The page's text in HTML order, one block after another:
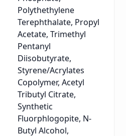
Polythethylene
Terephthalate, Propyl
Acetate, Trimethyl
Pentanyl
Diisobutyrate,
Styrene/Acrylates
Copolymer, Acetyl
Tributyl Citrate,
Synthetic
Fluorphlogopite, N-
Butyl Alcohol,